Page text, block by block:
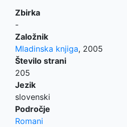
Zbirka
-
Založnik
Mladinska knjiga, 2005
Število strani
205
Jezik
slovenski
Področje
Romani